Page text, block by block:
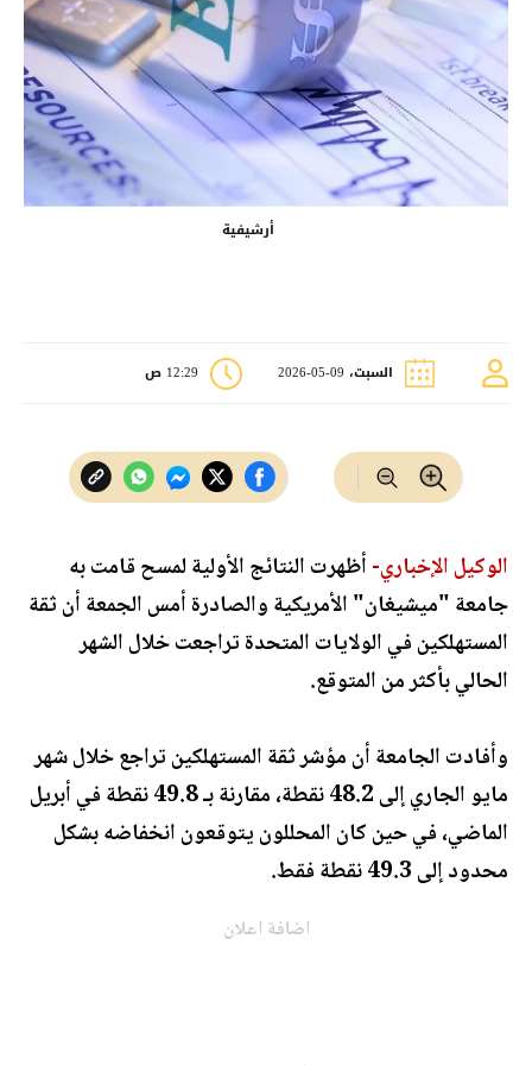
أرشيفية
السبت، 09-05-2026 12:29 ص
الوكيل الإخباري-أظهرت النتائج الأولية لمسح قامت به
جامعة "ميشيغان" الأمريكية والصادرة أمس الجمعة أن ثقة
المستهلكين في الولايات المتحدة تراجعت خلال الشهر
الحالي بأكثر من المتوقع.
وأفادت الجامعة أن مؤشر ثقة المستهلكين تراجع خلال شهر
مايو الجاري إلى 48.2 نقطة، مقارنة بـ 49.8 نقطة في أبريل
الماضي، في حين كان المحللون يتوقعون انخفاضه بشكل
محدود إلى 49.3 نقطة فقط.
اضافة اعلان